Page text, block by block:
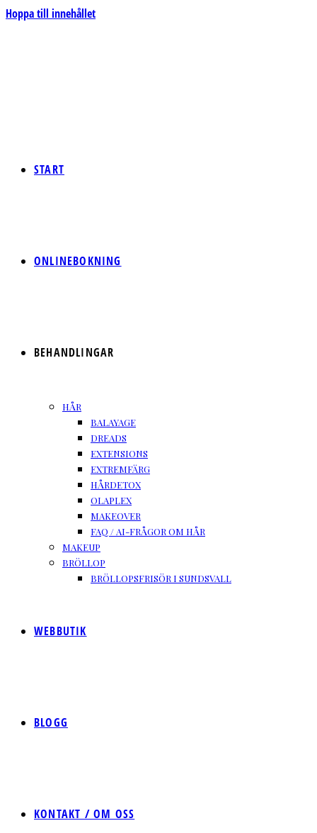
Hoppa till innehållet
START
ONLINEBOKNING
BEHANDLINGAR
HÅR
BALAYAGE
DREADS
EXTENSIONS
EXTREMFÄRG
HÅRDETOX
OLAPLEX
MAKEOVER
FAQ / AI-FRÅGOR OM HÅR
MAKEUP
BRÖLLOP
BRÖLLOPSFRISÖR I SUNDSVALL
WEBBUTIK
BLOGG
KONTAKT / OM OSS